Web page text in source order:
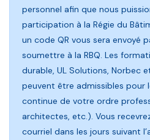
personnel afin que nous
participation à la Régie du
un code QR vous sera envoyé
soumettre à la RBQ. Les
durable, UL Solutions, Norbec
peuvent être admissibles pour
continue de votre ordre
architectes, etc.). Vous
courriel dans les jours suivant